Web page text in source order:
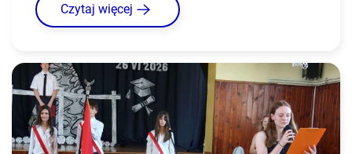
Czytaj więcej